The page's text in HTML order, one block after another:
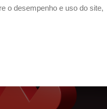
o desempenho e uso do site,